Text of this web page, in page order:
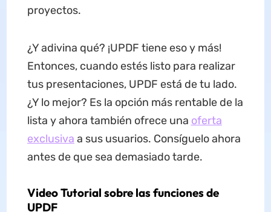
proyectos.
¿Y adivina qué? ¡UPDF tiene eso y más!
Entonces, cuando estés listo para realizar
tus presentaciones, UPDF está de tu lado.
¿Y lo mejor? Es la opción más rentable de la
lista y ahora también ofrece una oferta
exclusiva a sus usuarios. Consíguelo ahora
antes de que sea demasiado tarde.
Video Tutorial sobre las funciones de
UPDF